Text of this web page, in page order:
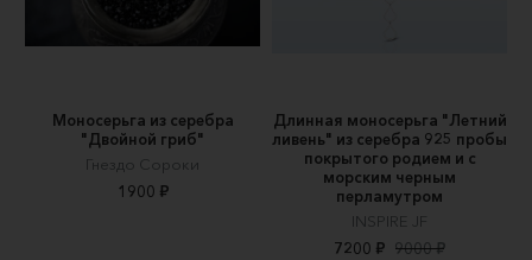
Моносерьга из серебра
"Двойной гриб"
Гнездо Сороки
1900 ₽
Длинная моносерьга "Летний
ливень" из серебра 925 пробы
покрытого родием и с
морским черным
перламутром
INSPIRE JF
7200 ₽ 9000 ₽